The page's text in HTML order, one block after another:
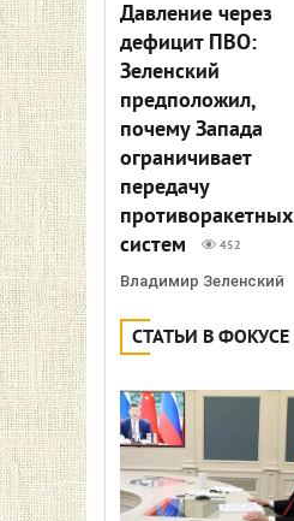
Давление через
дефицит ПВО:
Зеленский
предположил,
почему Запада
ограничивает
передачу
противоракетных
систем
452
Владимир Зеленский
СТАТЬИ В ФОКУСЕ